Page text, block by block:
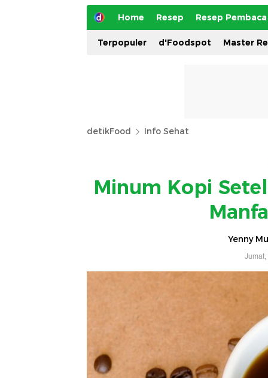
Home Resep Resep Pembaca
Terpopuler d'Foodspot Master
detikFood Info Sehat
Minum Kopi
Yenny